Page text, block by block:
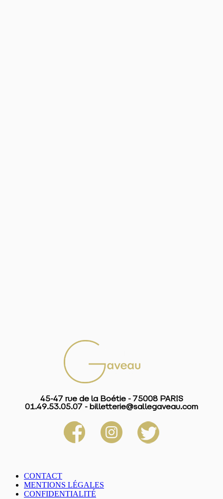
45-47 rue de la Boétie - 75008 PARIS
01.49.53.05.07 - billetterie@sallegaveau.com
CONTACT
MENTIONS LÉGALES
CONFIDENTIALITÉ